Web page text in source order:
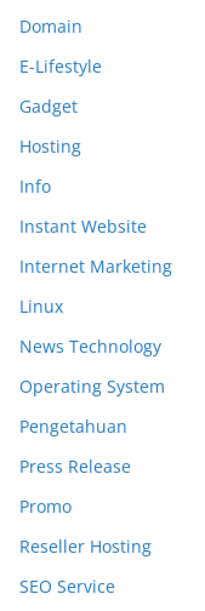
Domain
E-Lifestyle
Gadget
Hosting
Info
Instant Website
Internet Marketing
Linux
News Technology
Operating System
Pengetahuan
Press Release
Promo
Reseller Hosting
SEO Service